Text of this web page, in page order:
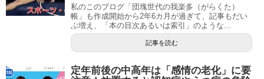
私のこのブログ「団塊世代の我楽多（がらくた）
帳」も作成開始から2年6カ月が過ぎて、記事もだい
ぶ増え、「本の目次あるいは索引」のような...
記事を読む
定年前後の中高年は「感情の老化」に要